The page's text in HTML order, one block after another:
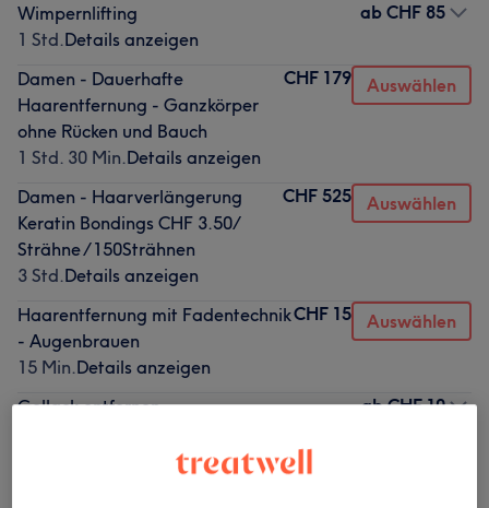
Wimpernlifting
1 Std.Details anzeigen
ab CHF 85
Damen - Dauerhafte
Haarentfernung - Ganzkörper
ohne Rücken und Bauch
1 Std. 30 Min.Details anzeigen
CHF 179 Auswählen
Damen - Haarverlängerung
Keratin Bondings CHF 3.50/
Strähne / 150Strähnen
3 Std.Details anzeigen
CHF 525 Auswählen
Haarentfernung mit Fadentechnik
- Augenbrauen
15 Min.Details anzeigen
CHF 15 Auswählen
Gellack entfernen
ab CHF 10